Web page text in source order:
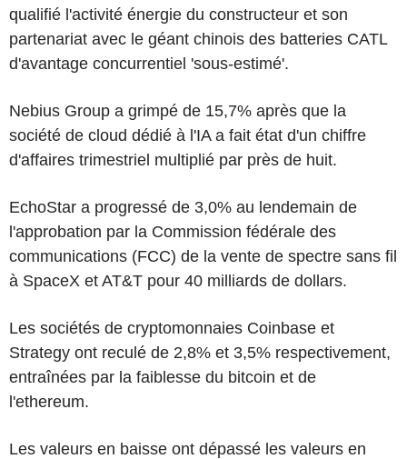
qualifié l'activité énergie du constructeur et son
partenariat avec le géant chinois des batteries CATL
d'avantage concurrentiel 'sous-estimé'.
Nebius Group a grimpé de 15,7% après que la
société de cloud dédié à l'IA a fait état d'un chiffre
d'affaires trimestriel multiplié par près de huit.
EchoStar a progressé de 3,0% au lendemain de
l'approbation par la Commission fédérale des
communications (FCC) de la vente de spectre sans fil
à SpaceX et AT&T pour 40 milliards de dollars.
Les sociétés de cryptomonnaies Coinbase et
Strategy ont reculé de 2,8% et 3,5% respectivement,
entraînées par la faiblesse du bitcoin et de
l'ethereum.
Les valeurs en baisse ont dépassé les valeurs en